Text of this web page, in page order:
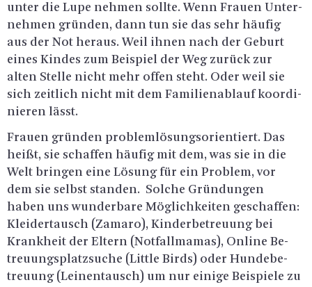
unter die Lupe neh­men soll­te. Wenn Frau­en Un­ter­
neh­men grün­den, dann tun sie das sehr häu­fig
aus der Not her­aus. Weil ihnen nach der Ge­burt
eines Kin­des zum Bei­spiel der Weg zu­rück zur
alten Stel­le nicht mehr offen steht. Oder weil sie
sich zeit­lich nicht mit dem Fa­mi­li­en­ab­lauf ko­or­di­
nie­ren lässt.
Frau­en grün­den pro­blem­lö­sungs­ori­en­tiert. Das
heißt, sie schaf­fen häu­fig mit dem, was sie in die
Welt brin­gen eine Lö­sung für ein Pro­blem, vor
dem sie selbst stan­den. Sol­che Grün­dun­gen
haben uns wun­der­ba­re Mög­lich­kei­ten ge­schaf­fen:
Klei­der­tausch (Zama­ro), Kin­der­be­treu­ung bei
Krank­heit der El­tern (Not­fall­ma­mas), On­line Be­
treu­ungs­platz­su­che (Litt­le Birds) oder Hun­de­be­
treu­ung (Lei­nen­tausch) um nur ei­ni­ge Bei­spie­le zu